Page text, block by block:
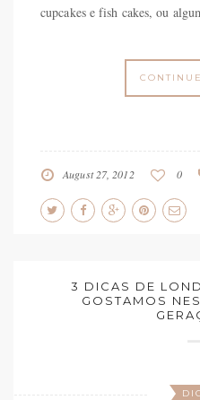
cupcakes e fish cakes, ou
August 27, 2012 0
3 DICAS DE
GOSTAMOS